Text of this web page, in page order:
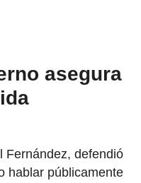
asegura
Fernández, defendió
hablar públicamente